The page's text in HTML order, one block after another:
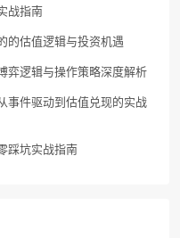
战指南
的估值逻辑与投资机遇
弈逻辑与操作策略深度解析
事件驱动到估值兑现的实战
踩坑实战指南